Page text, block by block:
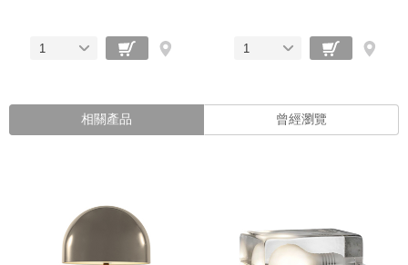
1 1
相關產品 曾經瀏覽